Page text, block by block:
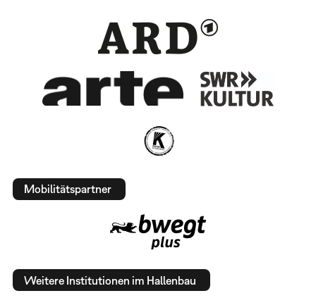
Mobilitätspartner
Weitere Institutionen im Hallenbau